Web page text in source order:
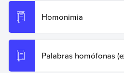
Recuperado el 19 de junio de
https://www.ejemplos.co/20-
homonimos/
Homonimia
Palabras homófonas